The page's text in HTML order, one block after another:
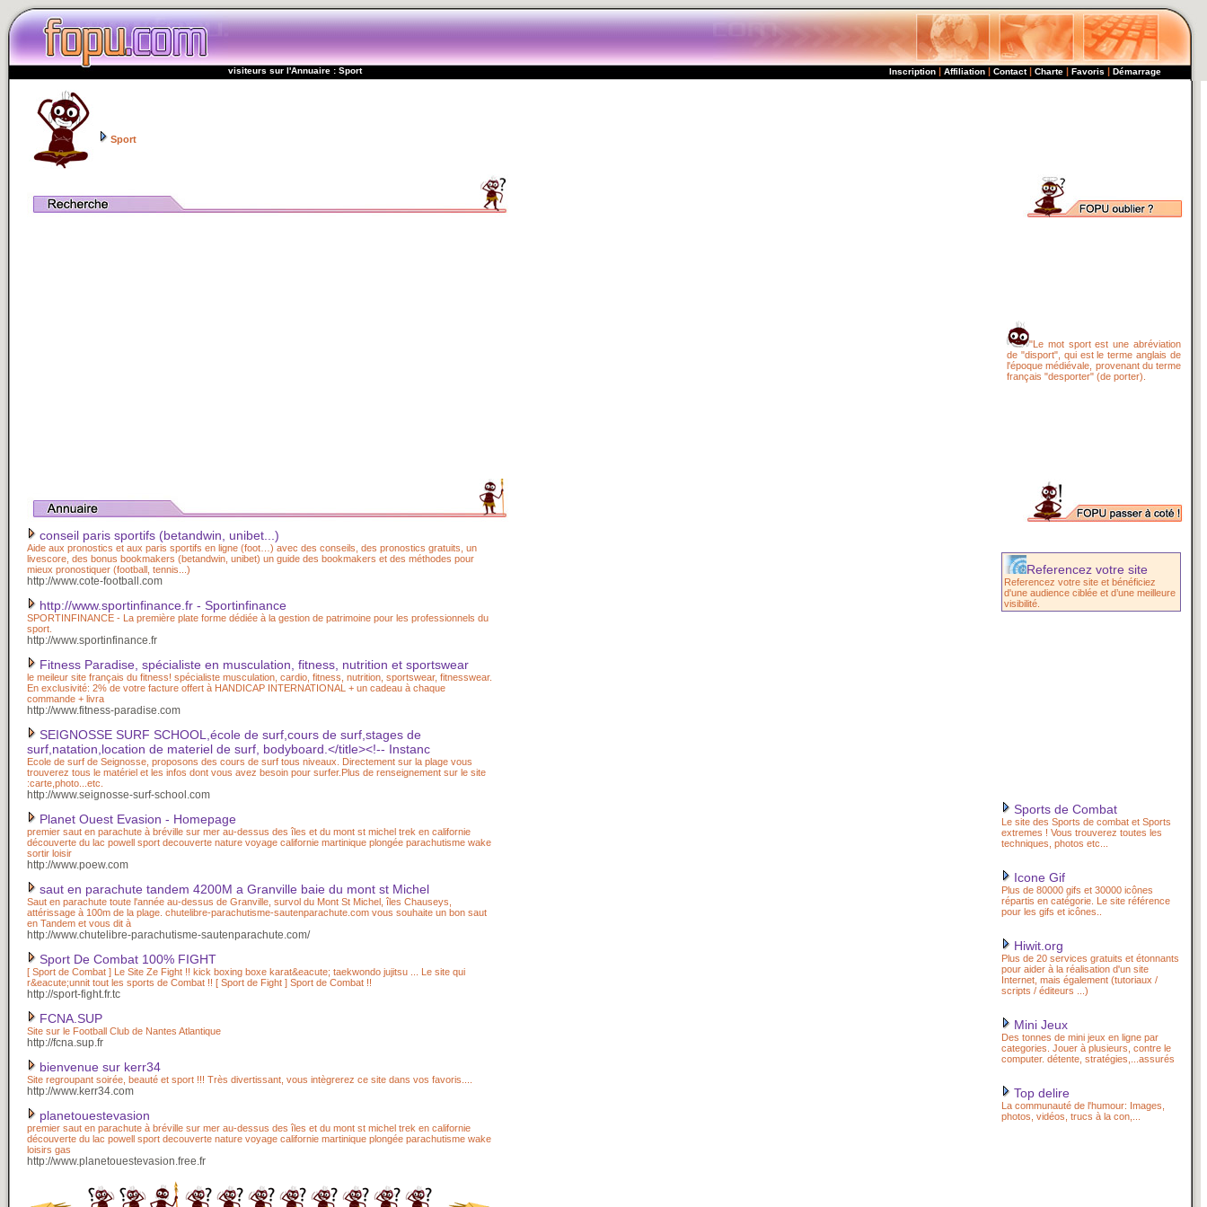
visiteurs sur l'Annuaire : Sport Inscription | Affiliation | Contact | Charte | Favoris | Démarrage
Sport
"Le mot sport est une abréviation
de "disport", qui est le terme anglais de
l'époque médiévale, provenant du terme
français "desporter" (de porter).
conseil paris sportifs (betandwin, unibet...)
Aide aux pronostics et aux paris sportifs en ligne (foot…) avec des conseils, des pronostics gratuits, un
livescore, des bonus bookmakers (betandwin, unibet) un guide des bookmakers et des méthodes pour
mieux pronostiquer (football, tennis...)
http://www.cote-football.com
http://www.sportinfinance.fr - Sportinfinance
SPORTINFINANCE - La première plate forme dédiée à la gestion de patrimoine pour les professionnels du
sport.
http://www.sportinfinance.fr
Fitness Paradise, spécialiste en musculation, fitness, nutrition et sportswear
le meileur site français du fitness! spécialiste musculation, cardio, fitness, nutrition, sportswear, fitnesswear.
En exclusivité: 2% de votre facture offert à HANDICAP INTERNATIONAL + un cadeau à chaque
commande + livra
http://www.fitness-paradise.com
SEIGNOSSE SURF SCHOOL,école de surf,cours de surf,stages de
surf,natation,location de materiel de surf, bodyboard.</title><!-- Instanc
Ecole de surf de Seignosse, proposons des cours de surf tous niveaux. Directement sur la plage vous
trouverez tous le matériel et les infos dont vous avez besoin pour surfer.Plus de renseignement sur le site
:carte,photo...etc.
http://www.seignosse-surf-school.com
Planet Ouest Evasion - Homepage
premier saut en parachute à bréville sur mer au-dessus des îles et du mont st michel trek en californie
découverte du lac powell sport decouverte nature voyage californie martinique plongée parachutisme wake
sortir loisir
http://www.poew.com
saut en parachute tandem 4200M a Granville baie du mont st Michel
Saut en parachute toute l'année au-dessus de Granville, survol du Mont St Michel, îles Chauseys,
attérissage à 100m de la plage. chutelibre-parachutisme-sautenparachute.com vous souhaite un bon saut
en Tandem et vous dit à
http://www.chutelibre-parachutisme-sautenparachute.com/
Sport De Combat 100% FIGHT
[ Sport de Combat ] Le Site Ze Fight !! kick boxing boxe karat&eacute; taekwondo jujitsu ... Le site qui
r&eacute;unnit tout les sports de Combat !! [ Sport de Fight ] Sport de Combat !!
http://sport-fight.fr.tc
FCNA.SUP
Site sur le Football Club de Nantes Atlantique
http://fcna.sup.fr
bienvenue sur kerr34
Site regroupant soirée, beauté et sport !!! Très divertissant, vous intègrerez ce site dans vos favoris....
http://www.kerr34.com
planetouestevasion
premier saut en parachute à bréville sur mer au-dessus des îles et du mont st michel trek en californie
découverte du lac powell sport decouverte nature voyage californie martinique plongée parachutisme wake
loisirs gas
http://www.planetouestevasion.free.fr
Referencez votre site
Referencez votre site et bénéficiez
d'une audience ciblée et d’une meilleure
visibilité.
Sports de Combat
Le site des Sports de combat et Sports
extremes ! Vous trouverez toutes les
techniques, photos etc...
Icone Gif
Plus de 80000 gifs et 30000 icônes
répartis en catégorie. Le site référence
pour les gifs et icônes..
Hiwit.org
Plus de 20 services gratuits et étonnants
pour aider à la réalisation d'un site
Internet, mais également (tutoriaux /
scripts / éditeurs ...)
Mini Jeux
Des tonnes de mini jeux en ligne par
categories. Jouer à plusieurs, contre le
computer. détente, stratégies,...assurés
Top delire
La communauté de l'humour: Images,
photos, vidéos, trucs à la con,...